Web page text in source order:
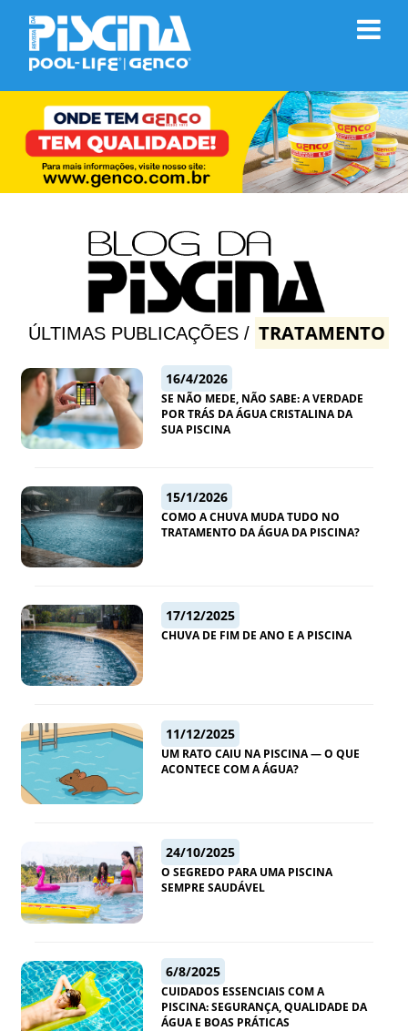
ÚLTIMAS PUBLICAÇÕES / TRATAMENTO
16/4/2026
SE NÃO MEDE, NÃO SABE: A VERDADE
POR TRÁS DA ÁGUA CRISTALINA DA
SUA PISCINA
15/1/2026
COMO A CHUVA MUDA TUDO NO
TRATAMENTO DA ÁGUA DA PISCINA?
17/12/2025
CHUVA DE FIM DE ANO E A PISCINA
11/12/2025
UM RATO CAIU NA PISCINA — O QUE
ACONTECE COM A ÁGUA?
24/10/2025
O SEGREDO PARA UMA PISCINA
SEMPRE SAUDÁVEL
6/8/2025
CUIDADOS ESSENCIAIS COM A
PISCINA: SEGURANÇA, QUALIDADE DA
ÁGUA E BOAS PRÁTICAS